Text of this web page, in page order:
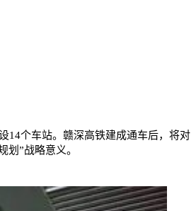
14个车站。赣深高铁建成通车后，将对
”战略意义。